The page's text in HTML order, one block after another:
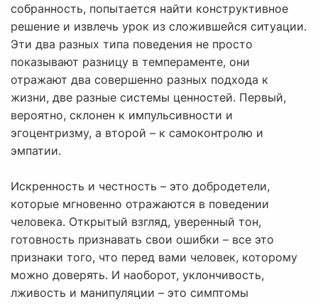
собранность, попытается найти конструктивное
решение и извлечь урок из сложившейся ситуации.
Эти два разных типа поведения не просто
показывают разницу в темпераменте, они
отражают два совершенно разных подхода к
жизни, две разные системы ценностей. Первый,
вероятно, склонен к импульсивности и
эгоцентризму, а второй – к самоконтролю и
эмпатии.
Искренность и честность – это добродетели,
которые мгновенно отражаются в поведении
человека. Открытый взгляд, уверенный тон,
готовность признавать свои ошибки – все это
признаки того, что перед вами человек, которому
можно доверять. И наоборот, уклончивость,
лживость и манипуляции – это симптомы